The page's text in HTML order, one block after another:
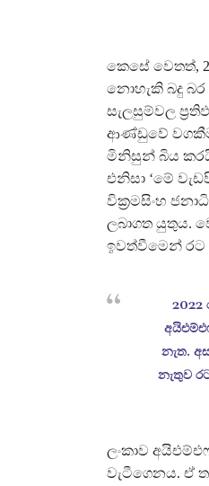
කෙසේ වෙතත්,
නොහැකි බදු
සැලසුම්වල
ආණ්ඩුවේ
මිනිසුන් බිය
එනිසා ‘මේ
වික්‍රමසිංහ
ලබාගත යුතුය.
ඉවත්වීමෙන් රට
නැත.
නැතුව
ලංකාව
වැටීගෙනය. ඒ